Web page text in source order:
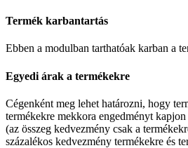
Termék karbantartás
Ebben a modulban tarthatóak karban a
Egyedi árak a termékekre
Cégenként meg lehet határozni, hogy
termékekre mekkora engedményt kapjon
(az összeg kedvezmény csak a
százalékos kedvezmény termékekre és